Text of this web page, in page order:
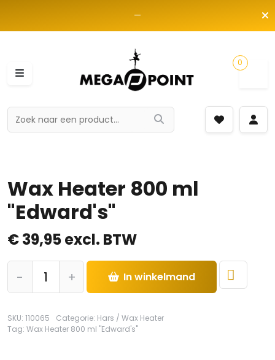
—
0
Wax Heater 800 ml
"Edward's"
€39,95excl. BTW
-
Heater
800
ml
"Edward's"
+ In winkelmand
SKU: 110065 Categorie: Hars / Wax Heater
Tag: Wax Heater 800 ml "Edward's"